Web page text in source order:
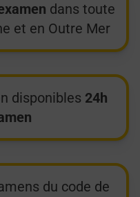
dans toute
et en Outre Mer
disponibles 24h
du code de